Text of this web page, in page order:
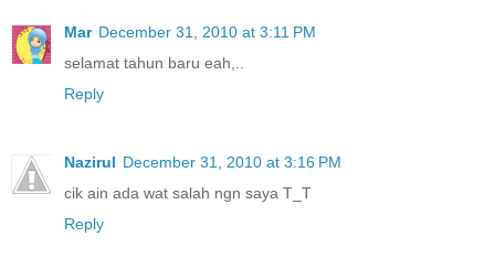
Mar December 31, 2010 at 3:11 PM
selamat tahun baru eah,..
Reply
Nazirul December 31, 2010 at 3:16 PM
cik ain ada wat salah ngn saya T_T
Reply